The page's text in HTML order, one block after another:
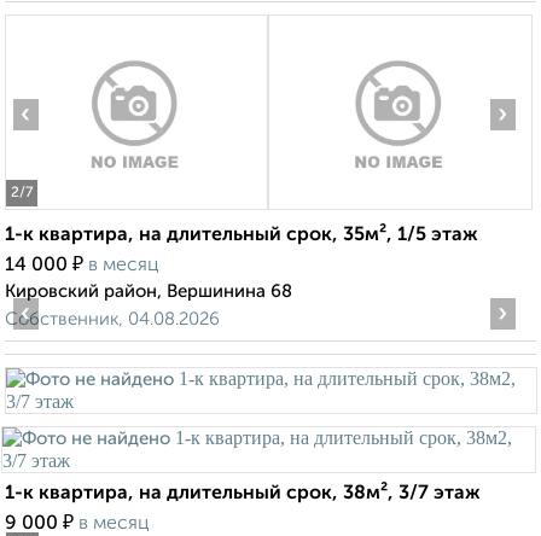
2/7
‹ ›
1-к квартира, на длительный срок, 35м², 1/5 этаж
14 000 ₽ в месяц
Кировский район, Вершинина 68
Собственник, 04.08.2026
‹ ›
1-к квартира, на длительный срок, 38м², 3/7 этаж
9 000 ₽ в месяц